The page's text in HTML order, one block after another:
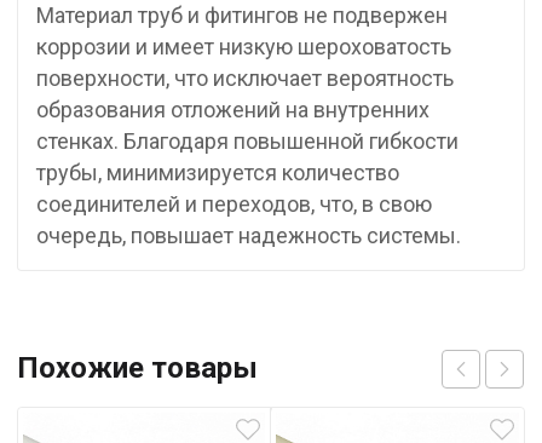
Материал труб и фитингов не подвержен
коррозии и имеет низкую шероховатость
поверхности, что исключает вероятность
образования отложений на внутренних
стенках. Благодаря повышенной гибкости
трубы, минимизируется количество
соединителей и переходов, что, в свою
очередь, повышает надежность системы.
Похожие товары